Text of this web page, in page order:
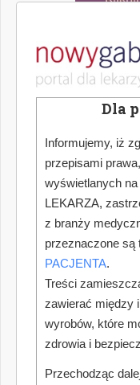
Dla
Informujemy, iż
przepisami
wyświetlanych
LEKARZA,
z branży
przeznaczone są
PACJENTA.
Treści
zawierać między
wyrobów, które
zdrowia i
Przechodząc